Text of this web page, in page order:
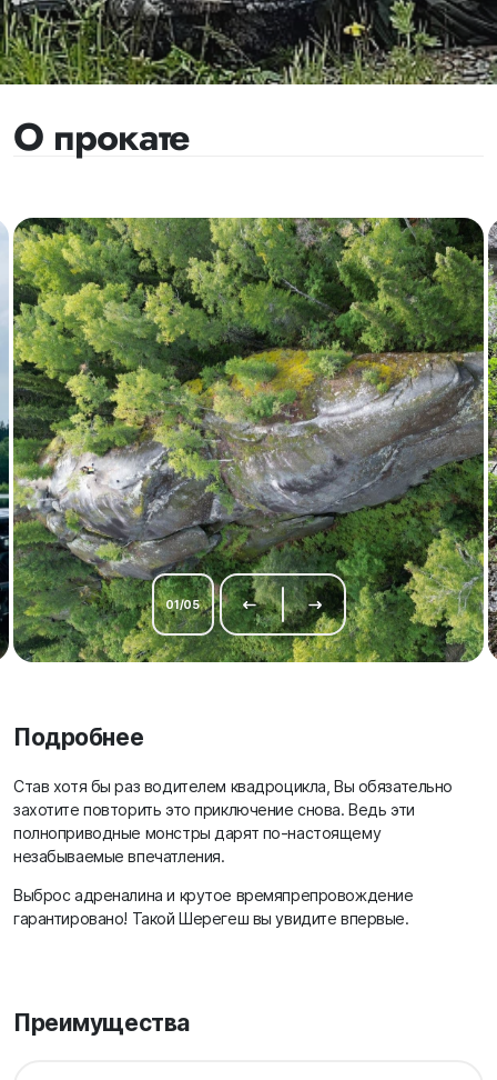
О прокате
01/05
Подробнее
Став хотя бы раз водителем квадроцикла, Вы обязательно
захотите повторить это приключение снова. Ведь эти
полноприводные монстры дарят по-настоящему
незабываемые впечатления.
Выброс адреналина и крутое времяпрепровождение
гарантировано! Такой Шерегеш вы увидите впервые.
Преимущества